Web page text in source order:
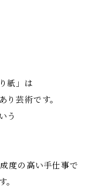
紙」は
り芸術です。
う
度の高い手仕事で